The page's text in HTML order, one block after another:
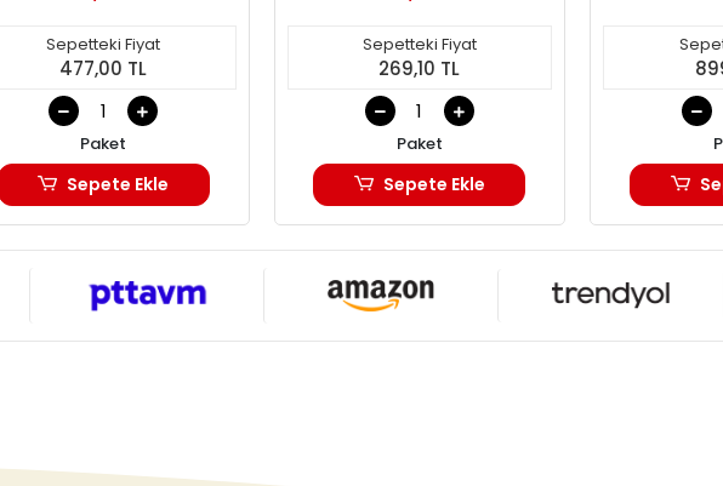
Sepetteki Fiyat
477,00 TL
Paket
Sepete Ekle
Sepetteki Fiyat
269,10 TL
Paket
Sepete Ekle